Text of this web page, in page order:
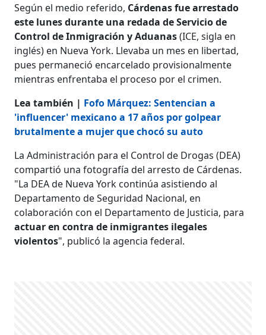
Según el medio referido, Cárdenas fue arrestado
este lunes durante una redada de Servicio de
Control de Inmigración y Aduanas(ICE, sigla en
inglés) en Nueva York. Llevaba un mes en libertad,
pues permaneció encarcelado provisionalmente
mientras enfrentaba el proceso por el crimen.
Lea también | Fofo Márquez: Sentencian a
'influencer' mexicano a 17 años por golpear
brutalmente a mujer que chocó su auto
La Administración para el Control de Drogas (DEA)
compartió una fotografía del arresto de Cárdenas.
"La DEA de Nueva York continúa asistiendo al
Departamento de Seguridad Nacional, en
colaboración con el Departamento de Justicia, para
actuar en contra de inmigrantes ilegales
violentos", publicó la agencia federal.